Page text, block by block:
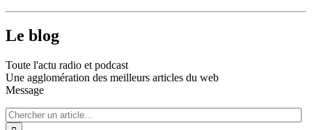
Le blog
Toute l'actu radio et podcast
Une agglomération des meilleurs articles du web
Message